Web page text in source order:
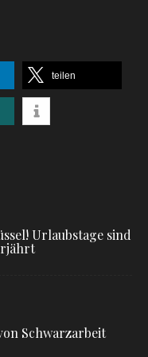
teilen
Urlaubstage sind
Schwarzarbeit